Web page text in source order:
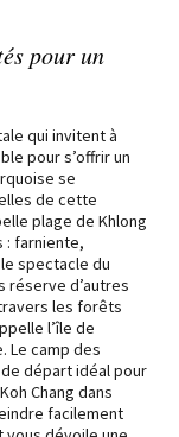
pour un
qui invitent à
pour s’offrir un
se
de cette
plage de Khlong
: farniente,
spectacle du
réserve d’autres
les forêts
l’île de
Le camp des
départ idéal pour
Chang dans
facilement